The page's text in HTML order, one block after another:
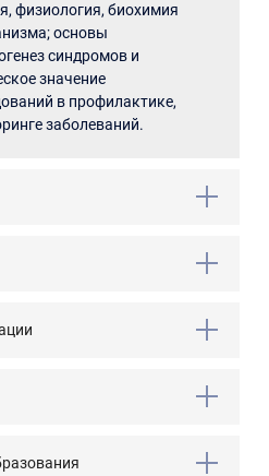
физиология, биохимия
основы
синдромов и
значение
в профилактике,
заболеваний.